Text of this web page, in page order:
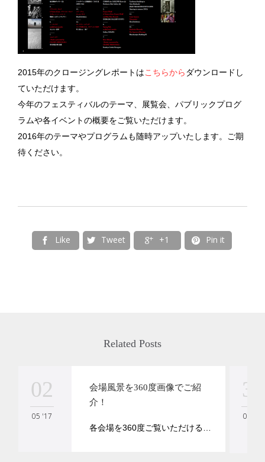
2015年のクロージングレポートはこちらから ダウンロードし
ていただけます。
今年のフェスティバルのテーマ、展覧会、パブリックプログ
ラムや各イベントの概要をご覧いただけます。
2016年のテーマやプログラムも随時アップいたします。ご期
待ください。
 Like  Tweet  +1  Pin it
Related Posts
02
05 '17
会場風景を360度画像でご紹
介！
各会場を360度ご覧いただける…
30
04 '17